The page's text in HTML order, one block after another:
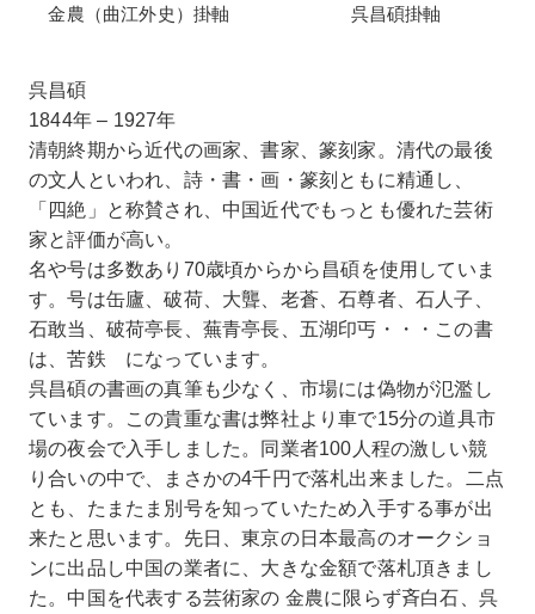
金農（曲江外史）掛軸 呉昌碩掛軸
呉昌碩
1844年 – 1927年
清朝終期から近代の画家、書家、篆刻家。清代の最後
の文人といわれ、詩・書・画・篆刻ともに精通し、
「四絶」と称賛され、中国近代でもっとも優れた芸術
家と評価が高い。
名や号は多数あり70歳頃からから昌碩を使用していま
す。号は缶廬、破荷、大聾、老蒼、石尊者、石人子、
石敢当、破荷亭長、蕪青亭長、五湖印丐・・・この書
は、苦鉄 になっています。
呉昌碩の書画の真筆も少なく、市場には偽物が氾濫し
ています。この貴重な書は弊社より車で15分の道具市
場の夜会で入手しました。同業者100人程の激しい競
り合いの中で、まさかの4千円で落札出来ました。二点
とも、たまたま別号を知っていたため入手する事が出
来たと思います。先日、東京の日本最高のオークショ
ンに出品し中国の業者に、大きな金額で落札頂きまし
た。中国を代表する芸術家の 金農に限らず斉白石、呉